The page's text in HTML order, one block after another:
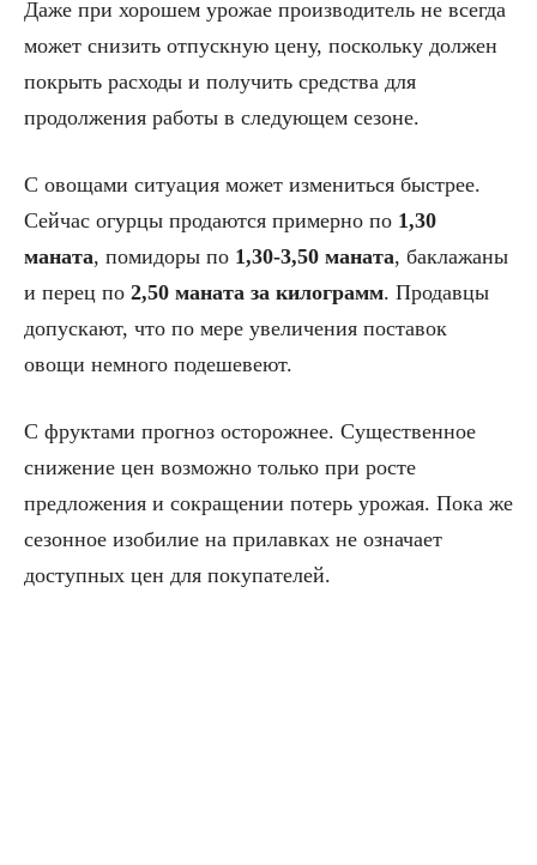
Даже при хорошем урожае производитель не всегда
может снизить отпускную цену, поскольку должен
покрыть расходы и получить средства для
продолжения работы в следующем сезоне.
С овощами ситуация может измениться быстрее.
Сейчас огурцы продаются примерно по 1,30
маната, помидоры по 1,30-3,50 маната, баклажаны
и перец по 2,50 маната за килограмм. Продавцы
допускают, что по мере увеличения поставок
овощи немного подешевеют.
С фруктами прогноз осторожнее. Существенное
снижение цен возможно только при росте
предложения и сокращении потерь урожая. Пока же
сезонное изобилие на прилавках не означает
доступных цен для покупателей.